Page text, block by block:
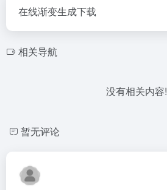
在线渐变生成下载
相关导航
没有相关内容!
暂无评论